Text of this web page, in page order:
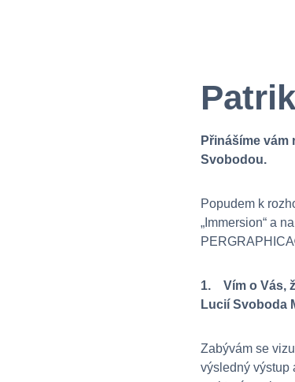
Přinášíme vám
Svobodou.
Popudem k
„Immersion“ a
1. Vím o Vás,
Lucií Svoboda
Zabývám se
výsledný výstup